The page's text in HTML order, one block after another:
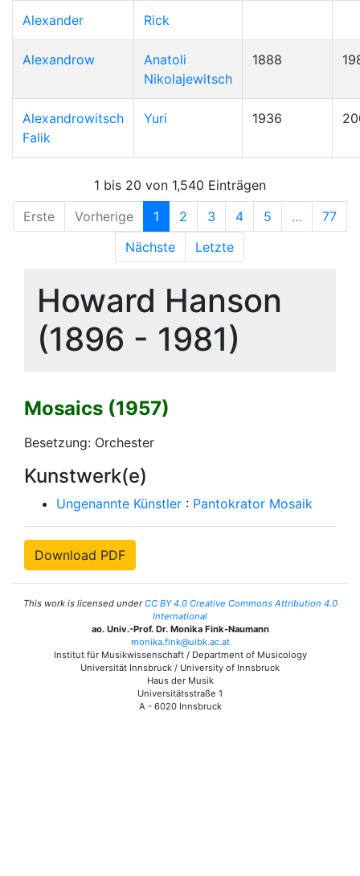
Alexander Rick
Alexandrow
Anatoli
Nikolajewitsch
1888
Alexandrowitsch
Falik
Yuri 1936
1 bis 20 von 1,540 Einträgen
Erste
Vorherige 1 2 3 4 5 …
77
Nächste
Letzte
Howard Hanson
(1896 - 1981)
Mosaics (1957)
Besetzung: Orchester
Kunstwerk(e)
Ungenannte Künstler : Pantokrator Mosaik
Download PDF
This work is licensed underCC BY 4.0 Creative Commons Attribution 4.0
International
ao. Univ.-Prof. Dr. Monika Fink-Naumann
monika.fink@uibk.ac.at
Institut für Musikwissenschaft / Department of Musicology
Universität Innsbruck / University of Innsbruck
Haus der Musik
Universitätsstraße 1
A - 6020 Innsbruck